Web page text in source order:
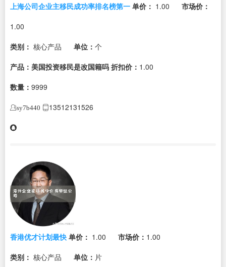
上海公司企业主移民成功率排名榜第一 单价： 1.00
市场价：
1.00
类别： 核心产品 单位： 个
产品：美国投资移民是改国籍吗 折扣价： 1.00
数量： 9999
sy7b440 13512131526
香港优才计划最快 单价： 1.00 市场价： 1.00
类别： 核心产品 单位： 片